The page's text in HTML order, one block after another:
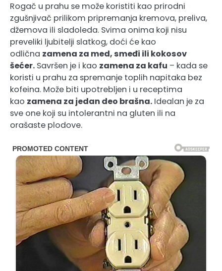
Rogač u prahu se može koristiti kao prirodni
zgušnjivač prilikom pripremanja kremova, preliva,
džemova ili sladoleda. Svima onima koji nisu
preveliki ljubitelji slatkog, doći će kao
odlična zamena za med, smeđi ili kokosov
šećer. Savršen je i kao zamena za kafu – kada se
koristi u prahu za spremanje toplih napitaka bez
kofeina. Može biti upotrebljen i u receptima
kao zamena za jedan deo brašna. Idealan je za
sve one koji su intolerantni na gluten ili na
orašaste plodove.